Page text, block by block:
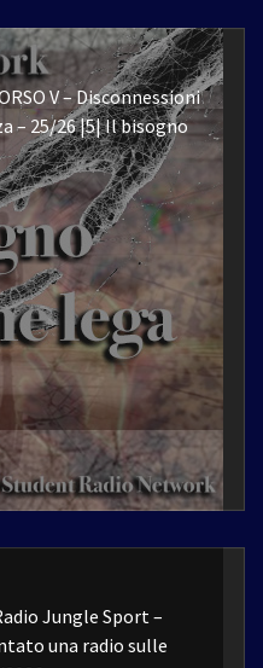
V – Disconnessioni
– 25/26 |5| Il bisogno
Jungle Sport –
una radio sulle